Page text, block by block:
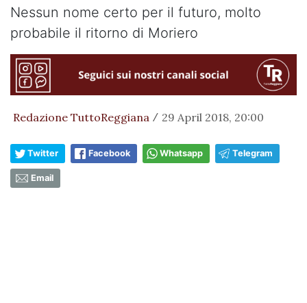
Nessun nome certo per il futuro, molto
probabile il ritorno di Moriero
Redazione TuttoReggiana / 29 April 2018, 20:00
Twitter Facebook Whatsapp Telegram
Email